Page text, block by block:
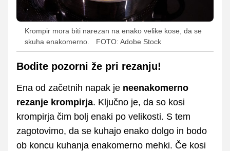
Krompir mora biti narezan na enako velike kose, da se
skuha enakomerno.
FOTO: Adobe Stock
Bodite pozorni že pri rezanju!
Ena od začetnih napak je neenakomerno
rezanje krompirja. Ključno je, da so kosi
krompirja čim bolj enaki po velikosti. S tem
zagotovimo, da se kuhajo enako dolgo in bodo
ob koncu kuhanja enakomerno mehki. Če kosi